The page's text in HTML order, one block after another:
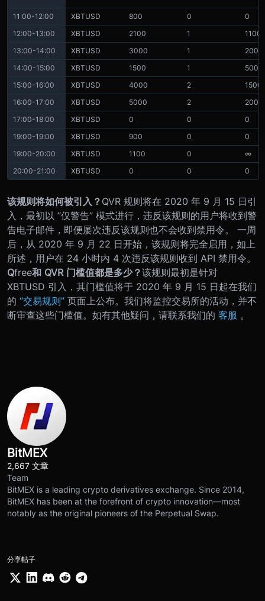
11:00-12:00 XBTUSD 800 0
0
12:00-13:00
XBTUSD 2100 1
1100
13:00-14:00
XBTUSD 3000 1
2000
14:00-15:00
XBTUSD 1500 1
500
15:00-16:00
XBTUSD 4000 2
1500
16:00-17:00
XBTUSD 5000 2
2000
17:00-18:00
XBTUSD 0 0
0
19:00-19:00
XBTUSD 900 0
0
19:00-20:00
XBTUSD 1100 0
∞
20:00-21:00
XBTUSD 0 0 0
该规则将如何被引入？ QVR 规则将在 2020 年 9 月 15 日引
入，最初以 “仅警告” 模式进行，违反该规则的用户将收到警
告电子邮件，即便屡次违反该规则也不会收到禁用令。 一周
后，从 2020 年 9 月 22 日开始，该规则将完全启用，如上
所述，用户在 24 小时内 4 次违反该规则收到 API 禁用令。
Qfree和 QVR 门槛值都是多少？该规则最初是针对
XBTUSD 引入，其门槛值将于 2020 年 9 月 15 日起在我们
的 “交易规则” 页面上公布。我们将监控交易所的活动，并不
断审查这些门槛值。 如有其他疑问，请联系我们的 客服 。
BitMEX
2,667 文章
Team
BitMEX is a leading crypto derivatives exchange. Since 2014,
BitMEX has been at the forefront of crypto innovation—most
notably as the original pioneers of the Perpetual Swap.
分享帖子